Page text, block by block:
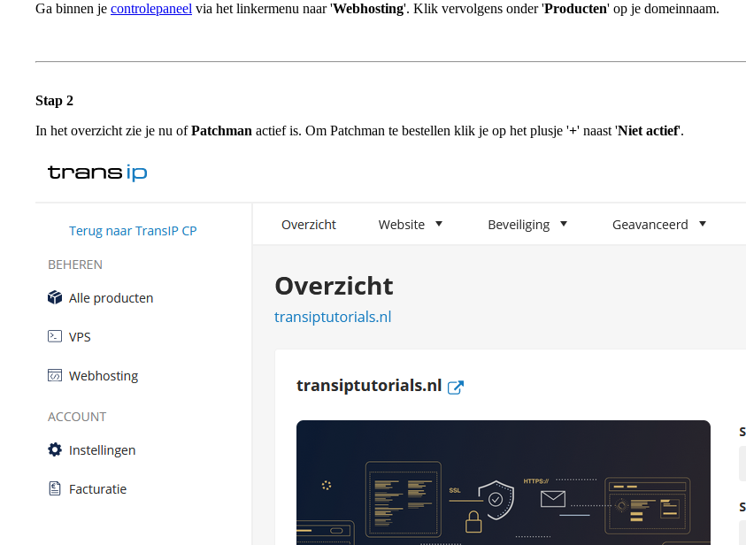
Ga binnen je controlepaneel via het linkermenu naar 'Webhosting'. Klik vervolgens onder 'Producten' op je domeinnaam.
Stap 2
In het overzicht zie je nu ofPatchman actief is. Om Patchman te bestellen klik je op het plusje '+' naast 'Niet actief'.